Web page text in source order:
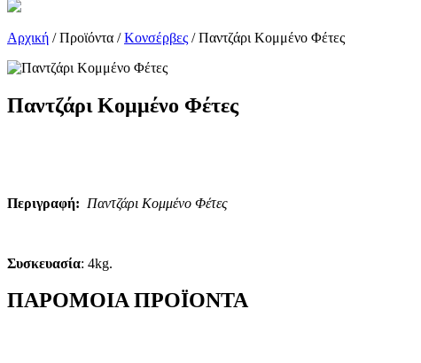
Αρχική /Προϊόντα /Κονσέρβες /Παντζάρι Κομμένο Φέτες
Παντζάρι Κομμένο Φέτες
Περιγραφή: Παντζάρι Κομμένο Φέτες
Συσκευασία: 4kg.
ΠΑΡΟΜΟΙΑ ΠΡΟΪΟΝΤΑ